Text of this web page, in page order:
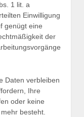
1 lit. a
Einwilligung
genügt eine
der
Daten verbleiben
Ihre
oder keine
besteht.